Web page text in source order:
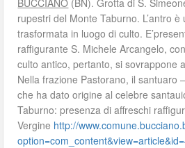
BUCCIANO (BN). Grotta di S.
rupestri del Monte Taburno. L’antro
trasformata in luogo di culto.
raffigurante S. Michele Arcangelo,
culto antico, pertanto, si sovrappone
Nella frazione Pastorano, il santuaro
che ha dato origine al celebre
Taburno: presenza di affreschi
Vergine http://